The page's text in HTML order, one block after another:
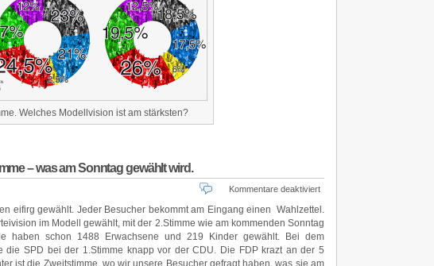
Welches Modellvision ist am stärksten?
– was am Sonntag gewählt wird.
Kommentare deaktiviert
eifirg gewählt. Jeder Besucher bekommt am Eingang einen Wahlzettel.
im Modell gewählt, mit der 2.Stimme wie am kommenden Sonntag
haben schon 1488 Erwachsene und 219 Kinder gewählt. Bei dem
die SPD bei der 1.Stimme knapp vor der CDU. Die FDP krazt an der 5
ist die Zweitstimme, wo wir unsere Besucher gefragt haben, was sie am